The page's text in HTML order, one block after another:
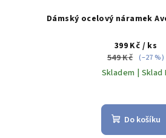
Dámský ocelový náramek
399 Kč / ks
549 Kč (–27 %)
Skladem | Sklad
produktu
Do košíku